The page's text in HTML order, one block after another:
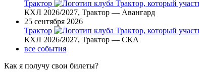
Трактор
КХЛ 2026/2027, Трактор — Авангард
25 сентября 2026
Трактор
КХЛ 2026/2027, Трактор — СКА
все события
Как я получу свои билеты?